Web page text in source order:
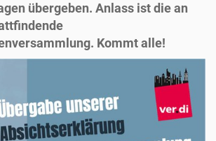
übergeben. Anlass ist die an
Kommt alle!